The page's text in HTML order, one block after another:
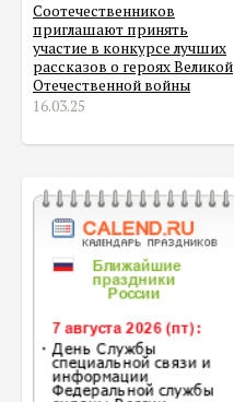
Соотечественников
приглашают принять
участие в конкурсе лучших
рассказов о героях Великой
Отечественной войны
16.03.25